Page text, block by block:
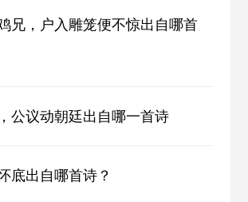
兄，户入雕笼便不惊出自哪首
公议动朝廷出自哪一首诗
底出自哪首诗？